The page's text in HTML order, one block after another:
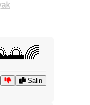
sentuhan
baru dalam
Salin